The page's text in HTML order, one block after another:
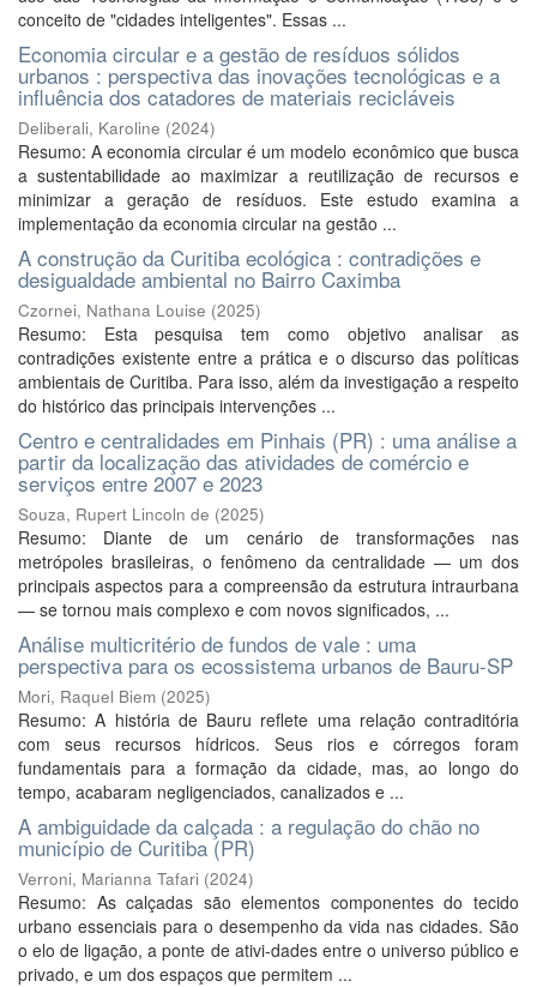
conceito de "cidades inteligentes". Essas ...
Economia circular e a gestão de resíduos sólidos
urbanos : perspectiva das inovações tecnológicas e a
influência dos catadores de materiais recicláveis
Deliberali, Karoline (2024)
Resumo: A economia circular é um modelo econômico que busca
a sustentabilidade ao maximizar a reutilização de recursos e
minimizar a geração de resíduos. Este estudo examina a
implementação da economia circular na gestão ...
A construção da Curitiba ecológica : contradições e
desigualdade ambiental no Bairro Caximba
Czornei, Nathana Louise (2025)
Resumo: Esta pesquisa tem como objetivo analisar as
contradições existente entre a prática e o discurso das políticas
ambientais de Curitiba. Para isso, além da investigação a respeito
do histórico das principais intervenções ...
Centro e centralidades em Pinhais (PR) : uma análise a
partir da localização das atividades de comércio e
serviços entre 2007 e 2023
Souza, Rupert Lincoln de (2025)
Resumo: Diante de um cenário de transformações nas
metrópoles brasileiras, o fenômeno da centralidade — um dos
principais aspectos para a compreensão da estrutura intraurbana
— se tornou mais complexo e com novos significados, ...
Análise multicritério de fundos de vale : uma
perspectiva para os ecossistema urbanos de Bauru-SP
Mori, Raquel Biem (2025)
Resumo: A história de Bauru reflete uma relação contraditória
com seus recursos hídricos. Seus rios e córregos foram
fundamentais para a formação da cidade, mas, ao longo do
tempo, acabaram negligenciados, canalizados e ...
A ambiguidade da calçada : a regulação do chão no
município de Curitiba (PR)
Verroni, Marianna Tafari (2024)
Resumo: As calçadas são elementos componentes do tecido
urbano essenciais para o desempenho da vida nas cidades. São
o elo de ligação, a ponte de ativi-dades entre o universo público e
privado, e um dos espaços que permitem ...